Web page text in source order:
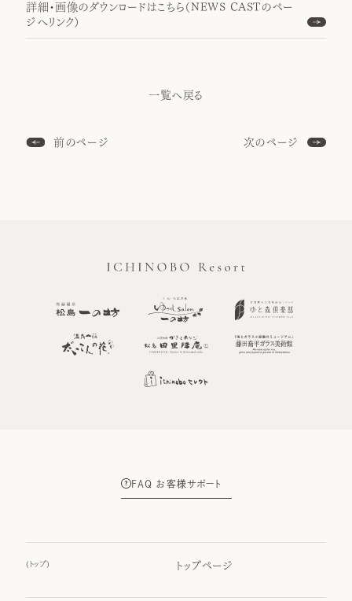
詳細・画像のダウンロードはこちら（NEWS CASTのペー
ジへリンク）
前のページ
一覧へ戻る
次のページ
FAQ お客様サポート
( トップ) トップページ